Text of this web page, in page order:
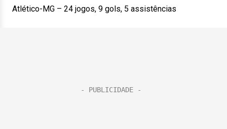
Atlético-MG – 24 jogos, 9 gols, 5 assistências